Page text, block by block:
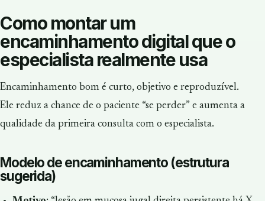
Como montar um
encaminhamento digital que o
especialista realmente usa
Encaminhamento bom é curto, objetivo e reproduzível.
Ele reduz a chance de o paciente “se perder” e aumenta a
qualidade da primeira consulta com o especialista.
Modelo de encaminhamento (estrutura
sugerida)